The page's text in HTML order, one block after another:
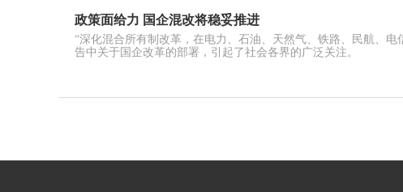
政策面给力 国企混改将稳妥推进
“深化混合所有制改革，在电力、石油、天然气、铁路、民航、
告中关于国企改革的部署，引起了社会各界的广泛关注。